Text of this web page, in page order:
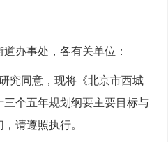
办事处，各有关单位：
究同意，现将《北京市西城
个五年规划纲要主要目标与
请遵照执行。